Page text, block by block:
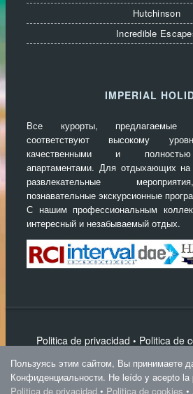
Hutchinson
Incredible
IMPERIAL
Все курорты, предлагаемые
соответствуют высокому
качественными и
апартаментами. Для отдыхающих на
развлекательные
познавательные экскурсионные
С нашим профессиональным
интересный и незабываемый отдых.
Politica de privacidad • Politica de
IPS Magnum
Imperial Holiday
Пользуясь этим сайтом, Вы принимаете
Конфиденциальности. He leído y acepto
Politica de privacidad • Politica de cookies •